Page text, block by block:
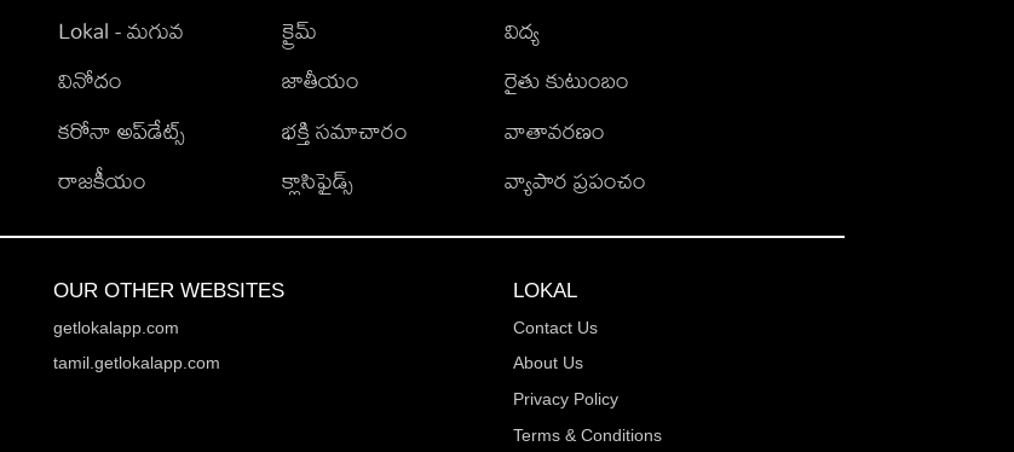
Lokal - మగువ
వినోదం
కరోనా అప్‌డేట్స్
రాజకీయం
క్రైమ్
జాతీయం
భక్తి సమాచారం
క్లాసిఫైడ్స్
విద్య
రైతు కుటుంబం
వాతావరణం
వ్యాపార ప్రపంచం
OUR OTHER WEBSITES
getlokalapp.com
tamil.getlokalapp.com
LOKAL
Contact Us
About Us
Privacy Policy
Terms & Conditions